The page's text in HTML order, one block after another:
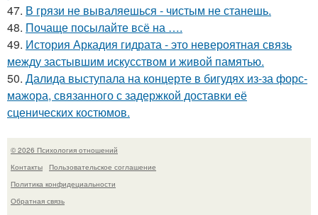
47. В грязи не вываляешься - чистым не станешь.
48. Почаще посылайте всё на ….
49. История Аркадия гидрата - это невероятная связь
между застывшим искусством и живой памятью.
50. Далида выступала на концерте в бигудях из-за форс-
мажора, связанного с задержкой доставки её
сценических костюмов.
© 2026 Психология отношений
Контакты
Пользовательское соглашение
Политика конфидециальности
Обратная связь